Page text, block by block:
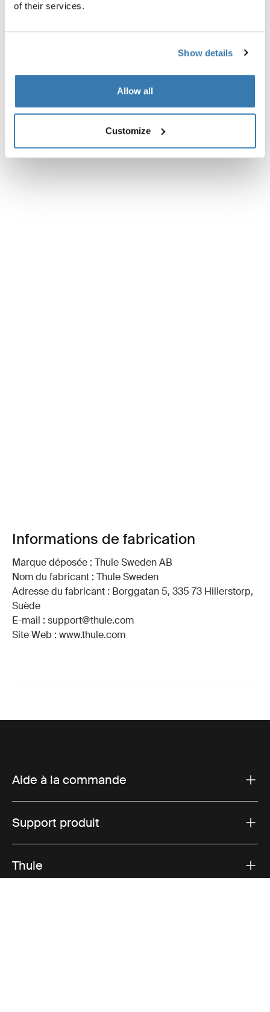
of their services.
Show details
Allow all
Customize
Toggle guides and instructions
Informations de fabrication
Marque déposée : Thule Sweden AB
Nom du fabricant : Thule Sweden
Adresse du fabricant : Borggatan 5, 335 73 Hillerstorp,
Suède
E-mail : support@thule.com
Site Web : www.thule.com
Aide à la commande
Support produit
Thule